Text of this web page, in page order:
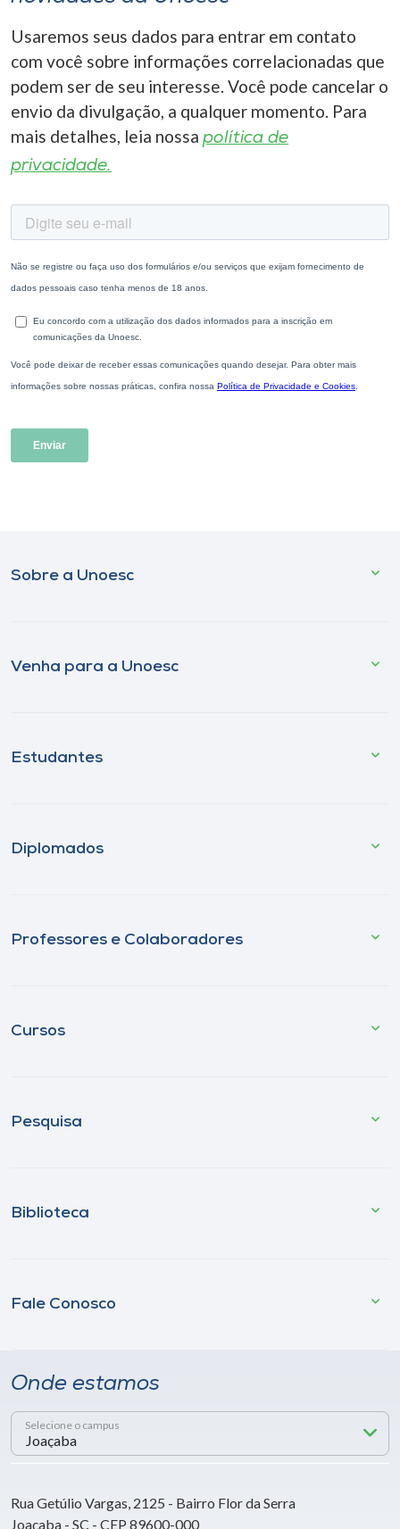
Usaremos seus dados para entrar em contato
com você sobre informações correlacionadas que
podem ser de seu interesse. Você pode cancelar o
envio da divulgação, a qualquer momento. Para
mais detalhes, leia nossa política de
privacidade.
Sobre a Unoesc
Venha para a Unoesc
Estudantes
Diplomados
Professores e Colaboradores
Cursos
Pesquisa
Biblioteca
Fale Conosco
Onde estamos
Selecione o campus
Rua Getúlio Vargas, 2125 - Bairro Flor da Serra
Joaçaba - SC - CEP 89600-000